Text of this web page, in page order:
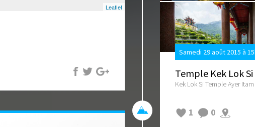
Samedi 29 août 2015 à
Temple Kek Lok Si
Kek Lok Si Temple Ayer
1 0
Leaflet